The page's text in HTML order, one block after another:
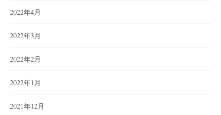
2022年4月
2022年3月
2022年2月
2022年1月
2021年12月